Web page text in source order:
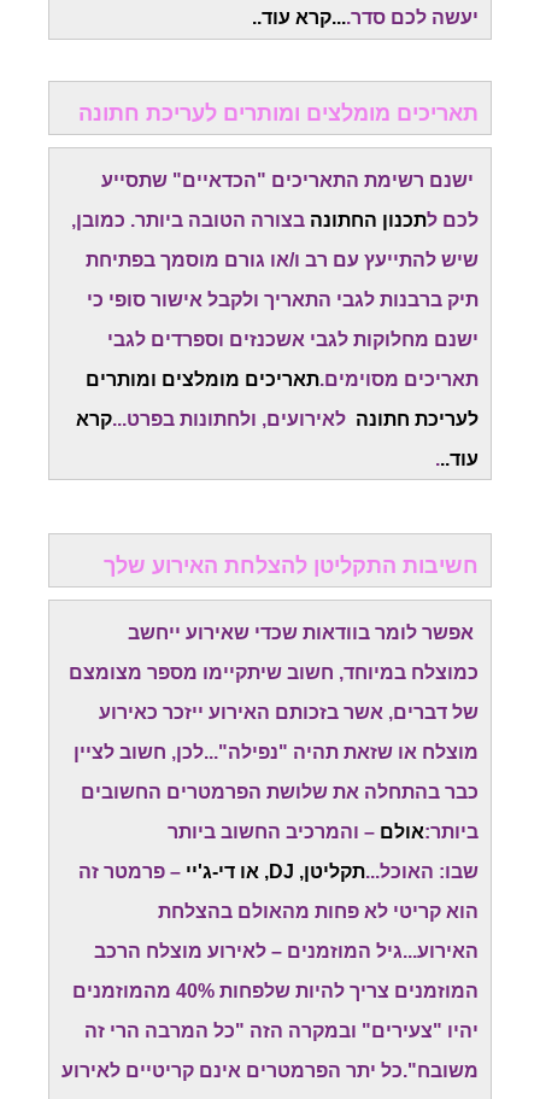
יעשה לכם סדר....קרא עוד..
תאריכים מומלצים ומותרים לעריכת חתונה
ישנם רשימת התאריכים "הכדאיים" שתסייע
לכם לתכנון החתונה בצורה הטובה ביותר. כמובן,
שיש להתייעץ עם רב ו/או גורם מוסמך בפתיחת
תיק ברבנות לגבי התאריך ולקבל אישור סופי כי
ישנם מחלוקות לגבי אשכנזים וספרדים לגבי
תאריכים מסוימים.תאריכים מומלצים ומותרים
לעריכת חתונה לאירועים, ולחתונות בפרט...קרא
עוד...
חשיבות התקליטן להצלחת האירוע שלך
אפשר לומר בוודאות שכדי שאירוע ייחשב
כמוצלח במיוחד, חשוב שיתקיימו מספר מצומצם
של דברים, אשר בזכותם האירוע ייזכר כאירוע
מוצלח או שזאת תהיה "נפילה"...לכן, חשוב לציין
כבר בהתחלה את שלושת הפרמטרים החשובים
ביותר:אולם – והמרכיב החשוב ביותר
שבו: האוכל...תקליטן, DJ, או די-ג'יי
– פרמטר זה
הוא קריטי לא פחות מהאולם בהצלחת
האירוע...גיל המוזמנים – לאירוע מוצלח הרכב
המוזמנים צריך להיות שלפחות 40% מהמוזמנים
יהיו "צעירים" ובמקרה הזה "כל המרבה הרי זה
משובח".כל יתר הפרמטרים אינם קריטיים לאירוע